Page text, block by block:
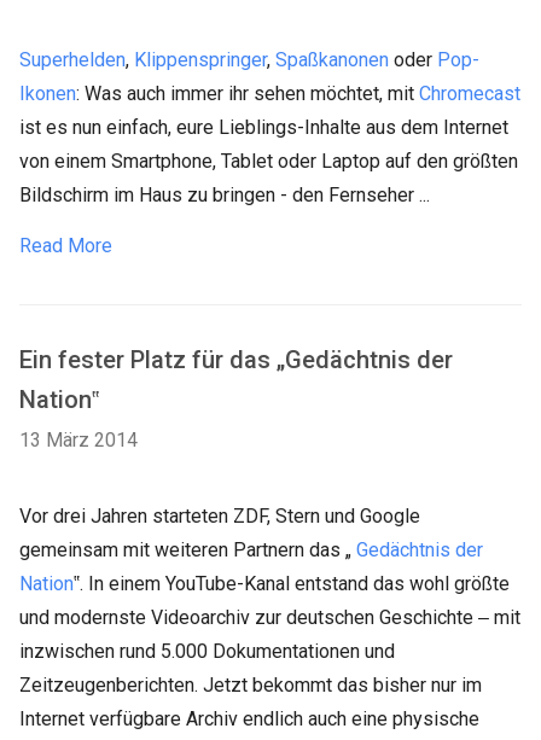
Superhelden, Klippenspringer, Spaßkanonen oder Pop-
Ikonen: Was auch immer ihr sehen möchtet, mit Chromecast
ist es nun einfach, eure Lieblings-Inhalte aus dem Internet
von einem Smartphone, Tablet oder Laptop auf den größten
Bildschirm im Haus zu bringen - den Fernseher ...
Read More
Ein fester Platz für das „Gedächtnis der
Nation‟
13 März 2014
Vor drei Jahren starteten ZDF, Stern und Google
gemeinsam mit weiteren Partnern das „ Gedächtnis der
Nation‟. In einem YouTube-Kanal entstand das wohl größte
und modernste Videoarchiv zur deutschen Geschichte ‒ mit
inzwischen rund 5.000 Dokumentationen und
Zeitzeugenberichten. Jetzt bekommt das bisher nur im
Internet verfügbare Archiv endlich auch eine physische